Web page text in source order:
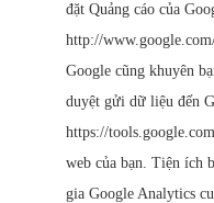
đặt Quảng cáo của
http://
Google cũng khuyên
duyệt gửi dữ liệu đến
https://
web của bạn. Tiện ích
gia Google Analytics